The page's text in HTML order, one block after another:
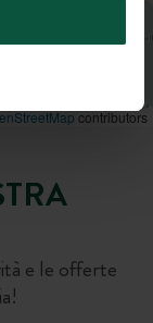
contributors
e le offerte